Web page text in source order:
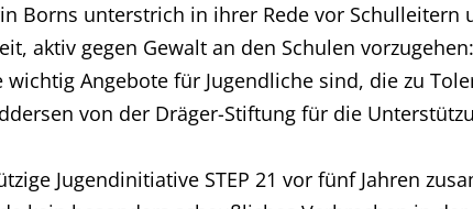
Borns unterstrich in ihrer Rede vor
aktiv gegen Gewalt an den Schulen
Angebote für Jugendliche sind, die zu
von der Dräger-Stiftung für die
Jugendinitiative STEP 21 vor fünf Jahren